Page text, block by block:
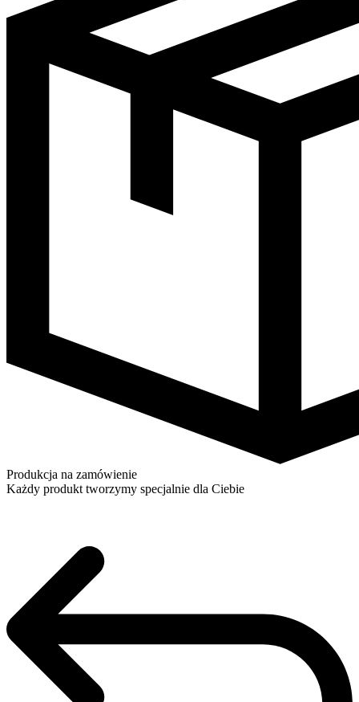
Produkcja na zamówienie
Każdy produkt tworzymy specjalnie dla Ciebie